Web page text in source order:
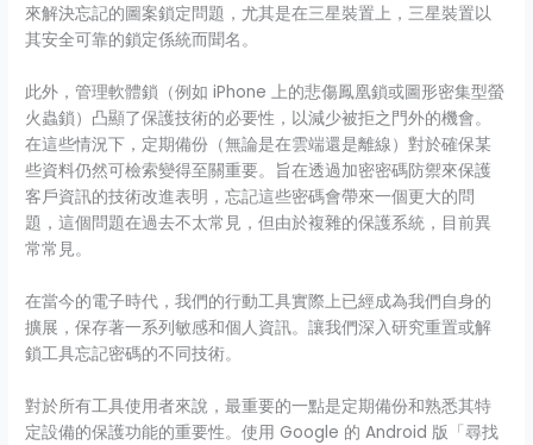
來解決忘記的圖案鎖定問題，尤其是在三星裝置上，三星裝置以
其安全可靠的鎖定係統而聞名。
此外，管理軟體鎖（例如 iPhone 上的悲傷鳳凰鎖或圖形密集型螢
火蟲鎖）凸顯了保護技術的必要性，以減少被拒之門外的機會。
在這些情況下，定期備份（無論是在雲端還是離線）對於確保某
些資料仍然可檢索變得至關重要。旨在透過加密密碼防禦來保護
客戶資訊的技術改進表明，忘記這些密碼會帶來一個更大的問
題，這個問題在過去不太常見，但由於複雜的保護系統，目前異
常常見。
在當今的電子時代，我們的行動工具實際上已經成為我們自身的
擴展，保存著一系列敏感和個人資訊。讓我們深入研究重置或解
鎖工具忘記密碼的不同技術。
對於所有工具使用者來說，最重要的一點是定期備份和熟悉其特
定設備的保護功能的重要性。使用 Google 的 Android 版「尋找